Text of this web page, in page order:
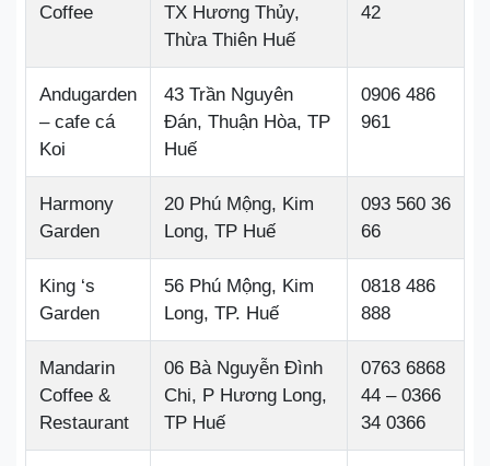
Coffee
TX Hương Thủy,
Thừa Thiên Huế
42
Andugarden
– cafe cá
Koi
43 Trần Nguyên
Đán, Thuận Hòa, TP
Huế
0906 486
961
Harmony
Garden
20 Phú Mộng, Kim
Long, TP Huế
093 560 36
66
King ‘s
Garden
56 Phú Mộng, Kim
Long, TP. Huế
0818 486
888
Mandarin
Coffee &
Restaurant
06 Bà Nguyễn Đình
Chi, P Hương Long,
TP Huế
0763 6868
44 – 0366
34 0366